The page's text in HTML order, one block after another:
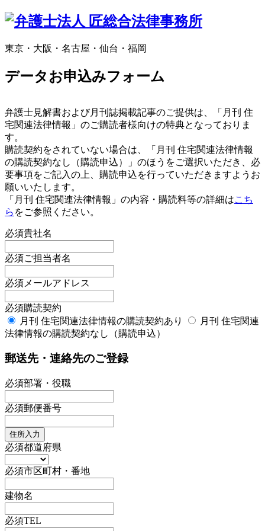
東京・大阪・名古屋・仙台・福岡
データお申込みフォーム
弁護士見解書および月刊誌掲載記事のご提供は、「月刊 住
宅関連法律情報」のご購読者様向けの特典となっておりま
す。
購読契約をされていない場合は、「月刊 住宅関連法律情報
の購読契約なし（購読申込）」のほうをご選択いただき、必
要事項をご記入の上、購読申込を行っていただきますようお
願いいたします。
「月刊 住宅関連法律情報」の内容・購読料等の詳細はこち
ら をご参照ください。
必須貴社名
必須ご担当者名
必須 メールアドレス
必須購読契約
月刊 住宅関連法律情報の購読契約あり
月刊 住宅関連
法律情報の購読契約なし（購読申込）
郵送先・連絡先のご登録
必須部署・役職
必須郵便番号
住所入力
必須都道府県
必須市区町村・番地
建物名
必須TEL